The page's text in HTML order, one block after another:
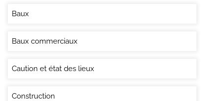
Baux
Baux commerciaux
Caution et état des lieux
Construction